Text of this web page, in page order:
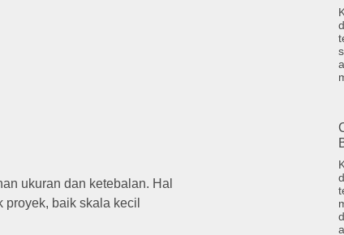
ukuran dan ketebalan. Hal
baik skala kecil